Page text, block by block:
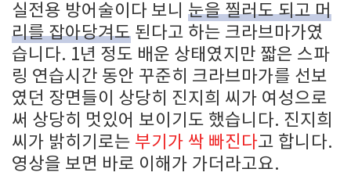
실전용 방어술이다 보니 눈을 찔러도 되고 머
리를 잡아당겨도 된다고 하는 크라브마가였
습니다. 1년 정도 배운 상태였지만 짧은 스파
링 연습시간 동안 꾸준히 크라브마가를 선보
였던 장면들이 상당히 진지희 씨가 여성으로
써 상당히 멋있어 보이기도 했습니다. 진지희
씨가 밝히기로는 부기가 싹 빠진다고 합니다.
영상을 보면 바로 이해가 가더라고요.